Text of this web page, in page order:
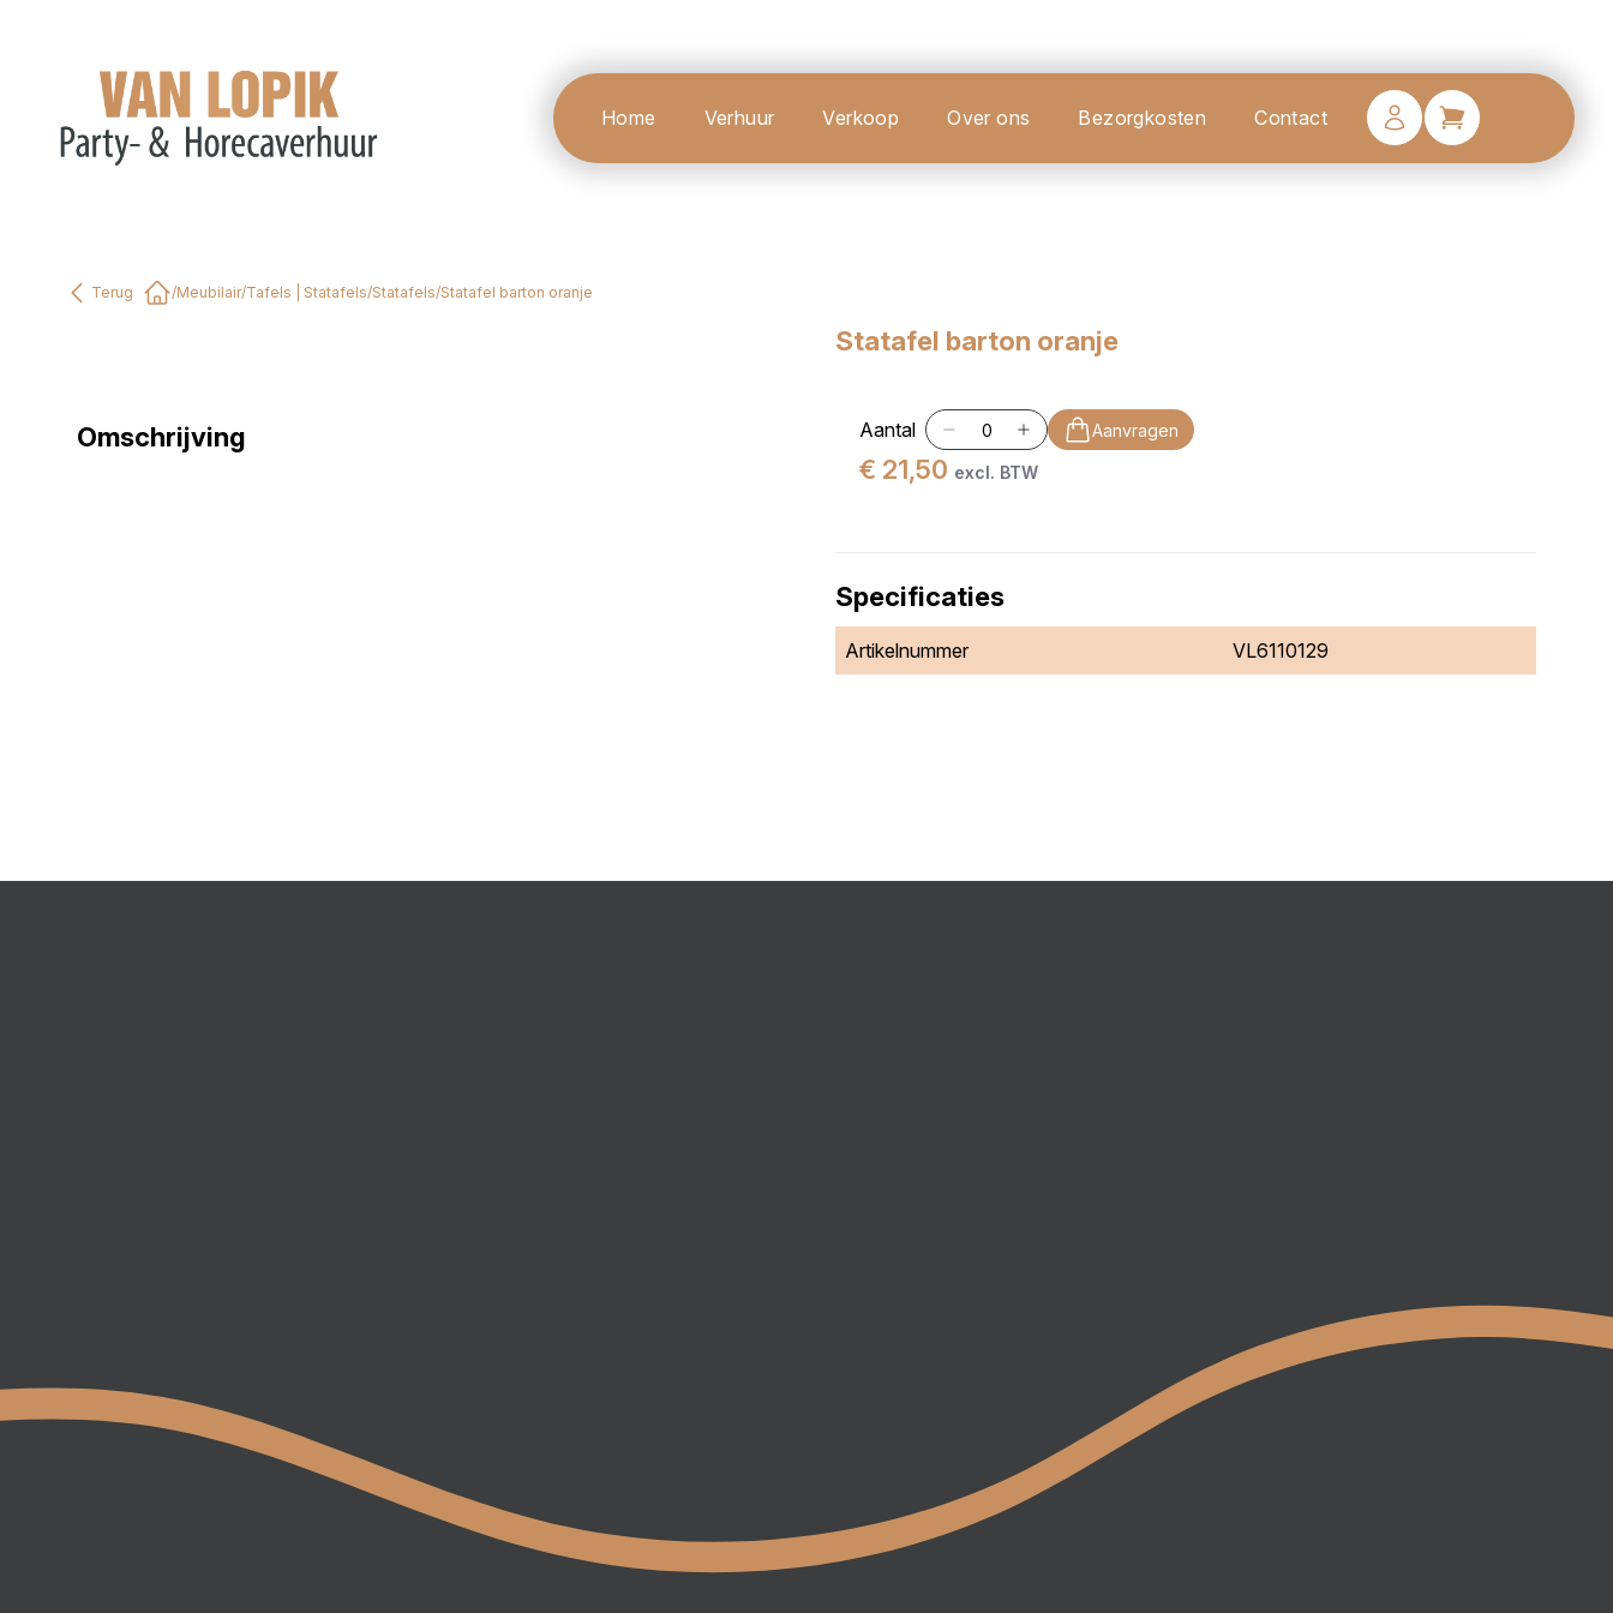
Home Verhuur Verkoop Over ons Bezorgkosten Contact
Terug
/Meubilair/Tafels | Statafels/Statafels/Statafel barton oranje
Omschrijving
Statafel barton oranje
Aantal Aanvragen
€ 21,50 excl. BTW
Specificaties
Artikelnummer VL6110129